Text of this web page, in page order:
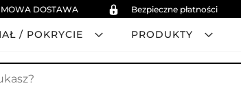
DOSTAWA Bezpieczne płatności
/ POKRYCIE PRODUKTY